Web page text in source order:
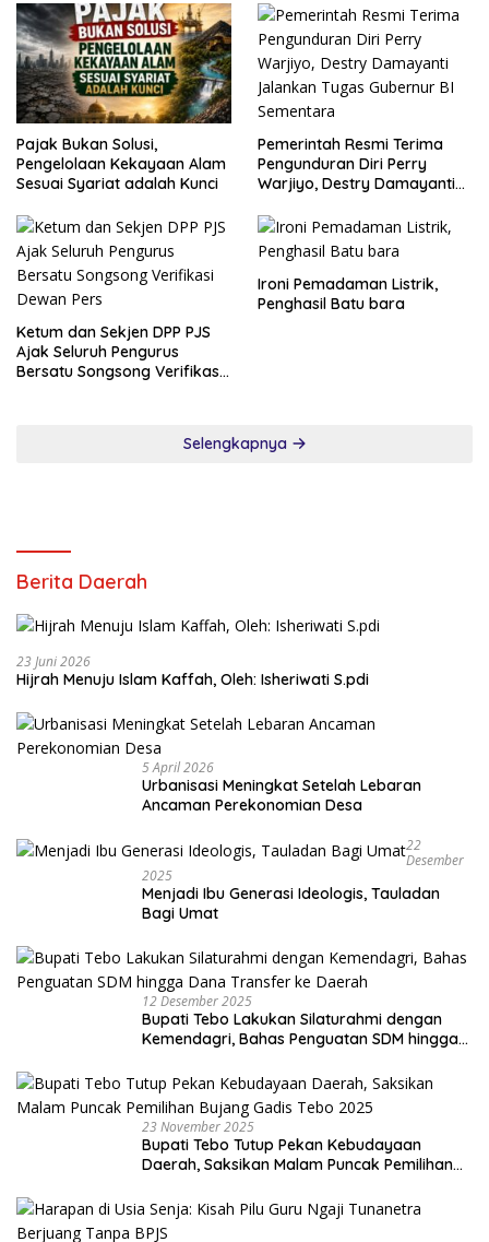
Maaf
Pajak Bukan Solusi,
Pengelolaan Kekayaan Alam
Sesuai Syariat adalah Kunci
Pemerintah Resmi Terima
Pengunduran Diri Perry
Warjiyo, Destry Damayanti
Sementara
Ketum dan Sekjen DPP PJS
Ajak Seluruh Pengurus
Bersatu Songsong Verifikasi
Ironi Pemadaman Listrik,
Penghasil Batu bara
Selengkapnya
Berita Daerah
23 Juni 2026
Hijrah Menuju Islam Kaffah, Oleh: Isheriwati S.pdi
5 April 2026
Urbanisasi Meningkat Setelah Lebaran
Ancaman Perekonomian Desa
22
Desember
2025
Menjadi Ibu Generasi Ideologis, Tauladan
Bagi Umat
12 Desember 2025
Bupati Tebo Lakukan Silaturahmi dengan
Kemendagri, Bahas Penguatan SDM hingga
23 November 2025
Bupati Tebo Tutup Pekan Kebudayaan
Daerah, Saksikan Malam Puncak Pemilihan